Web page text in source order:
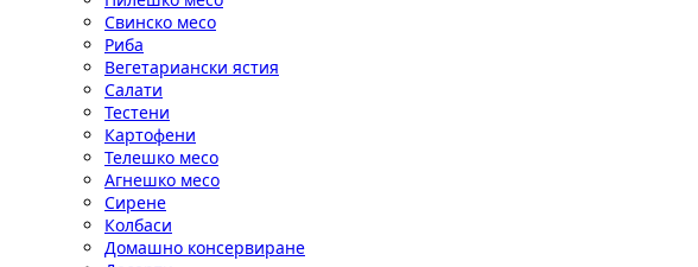
Свинско месо
Риба
Вегетариански ястия
Салати
Тестени
Картофени
Телешко месо
Агнешко месо
Сирене
Колбаси
Домашно консервиране